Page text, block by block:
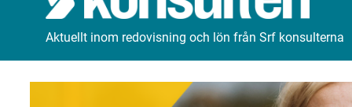
Aktuellt inom redovisning och lön från Srf konsulterna